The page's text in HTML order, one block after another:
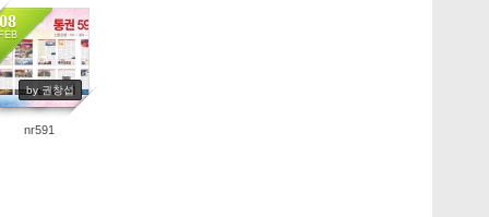
08
FEB
by 권창섭
6643
nr591